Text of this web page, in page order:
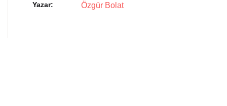
Yazar Özgür Bolat